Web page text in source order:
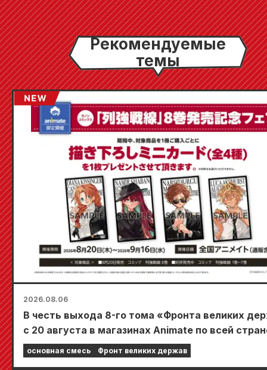
Рекомендуемые
темы
2026.08.06
В честь выхода 8-го тома «Фронта великих
с 20 августа в магазинах Animate по всей
пройдет ограниченная по времени ярмарка,
сможете получить специально разработанную
основная смесь Фронт великих держав